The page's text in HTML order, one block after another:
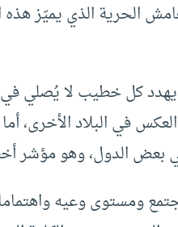
الحرية الذي يميّز هذه
يهدد كل خطيب لا يُصلي
العكس في البلاد الأخرى،
الدول، وهو مؤشر
ومستوى وعيه